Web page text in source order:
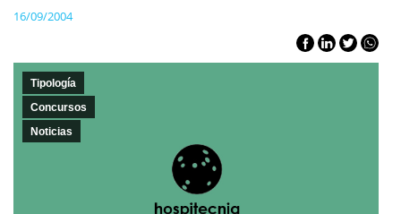
16/09/2004
Tipología
Concursos
Noticias